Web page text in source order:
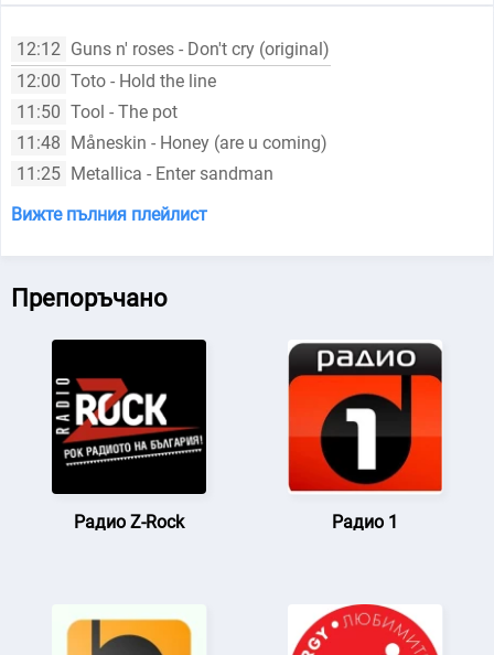
12:12 Guns n' roses - Don't cry (original)
12:00 Toto - Hold the line
11:50 Tool - The pot
11:48 Måneskin - Honey (are u coming)
11:25 Metallica - Enter sandman
Вижте пълния плейлист
Препоръчано
Радио Z-Rock Радио 1